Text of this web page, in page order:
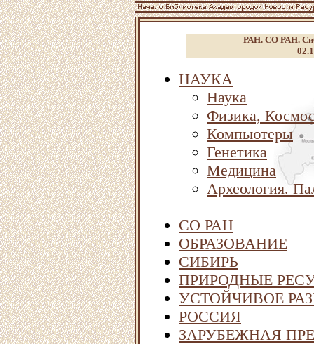
РАН. СО РАН.
НАУКА
Наука
Физика,
Компьютеры
Генетика
Медицина
Археология.
СО РАН
ОБРАЗОВАНИЕ
СИБИРЬ
ПРИРОДНЫЕ
УСТОЙЧИВОЕ
РОССИЯ
ЗАРУБЕЖНАЯ